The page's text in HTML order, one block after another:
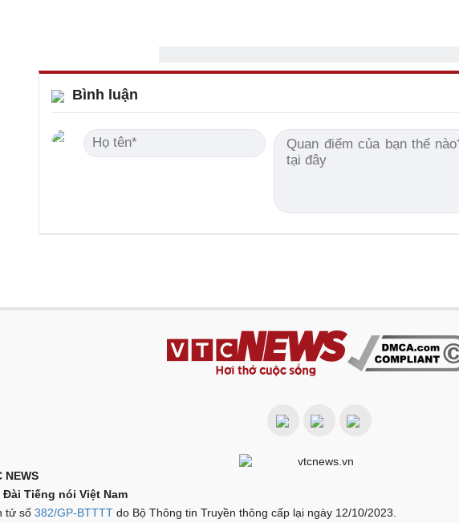
Bình luận
NEWS
Đài Tiếng nói Việt Nam
tử số 382/GP-BTTTT do Bộ Thông tin Truyền thông cấp lại ngày 12/10/2023.